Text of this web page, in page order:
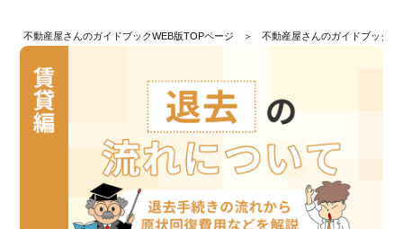
不動産屋さんのガイドブックWEB版TOPページ 不動産屋さんのガイドブック